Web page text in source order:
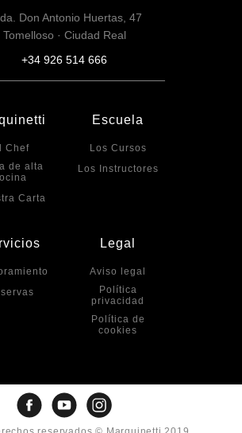
Don Antonio Huertas, 47
Tomelloso · Ciudad Real
+34 926 514 666
Chef
de alta
Carta
Escuela
Los Cursos
Los Instructores
Legal
Aviso legal
Política
privacidad
Política de
cookies